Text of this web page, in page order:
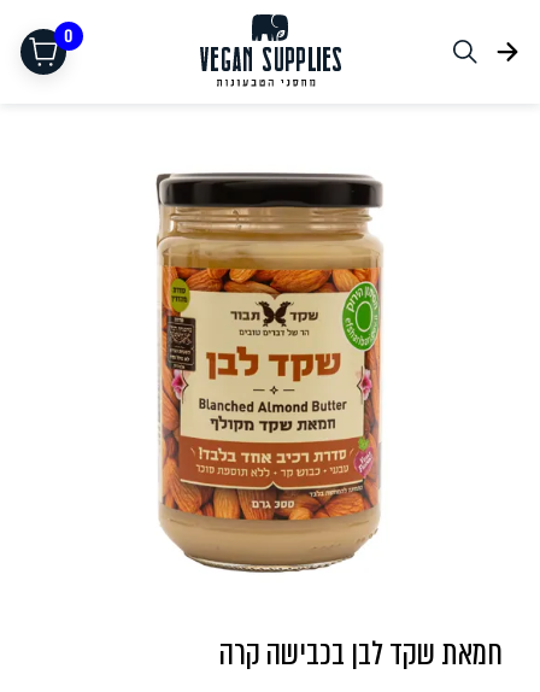
0
תחליפי בשר
חמאת שקד לבן בכבישה קרה